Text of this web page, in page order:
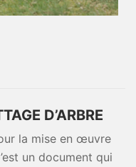
D’ARBRE
la mise en œuvre
un document qui